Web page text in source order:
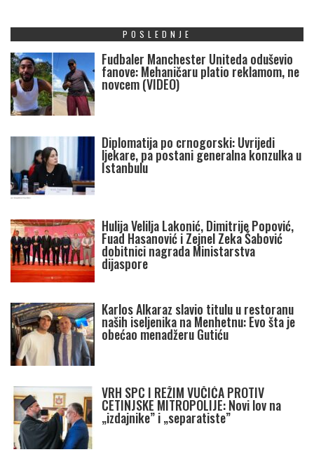
POSLEDNJE
Fudbaler Manchester Uniteda oduševio
fanove: Mehaničaru platio reklamom, ne
novcem (VIDEO)
Diplomatija po crnogorski: Uvrijedi
ljekare, pa postani generalna konzulka u
Istanbulu
Hulija Velilja Lakonić, Dimitrije Popović,
Fuad Hasanović i Zejnel Zeka Šabović
dobitnici nagrada Ministarstva
dijaspore
Karlos Alkaraz slavio titulu u restoranu
naših iseljenika na Menhetnu: Evo šta je
obećao menadžeru Gutiću
VRH SPC I REŽIM VUČIĆA PROTIV
CETINJSKE MITROPOLIJE: Novi lov na
„izdajnike” i „separatiste”